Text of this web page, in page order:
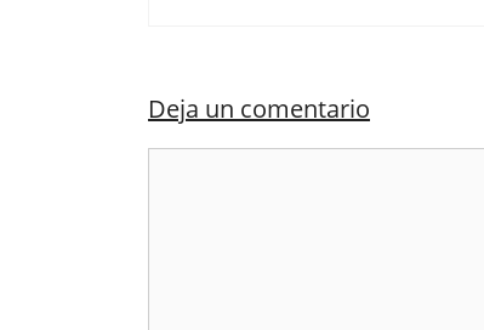
Deja un comentario